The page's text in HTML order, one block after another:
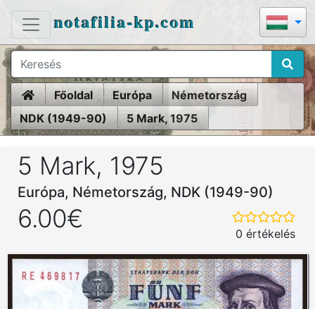
notafilia-kp.com
HomeFőoldal Európa
Németország
NDK (1949-90)
5 Mark, 1975
5 Mark, 1975
Európa, Németország, NDK (1949-90)
6.00€
0 értékelés